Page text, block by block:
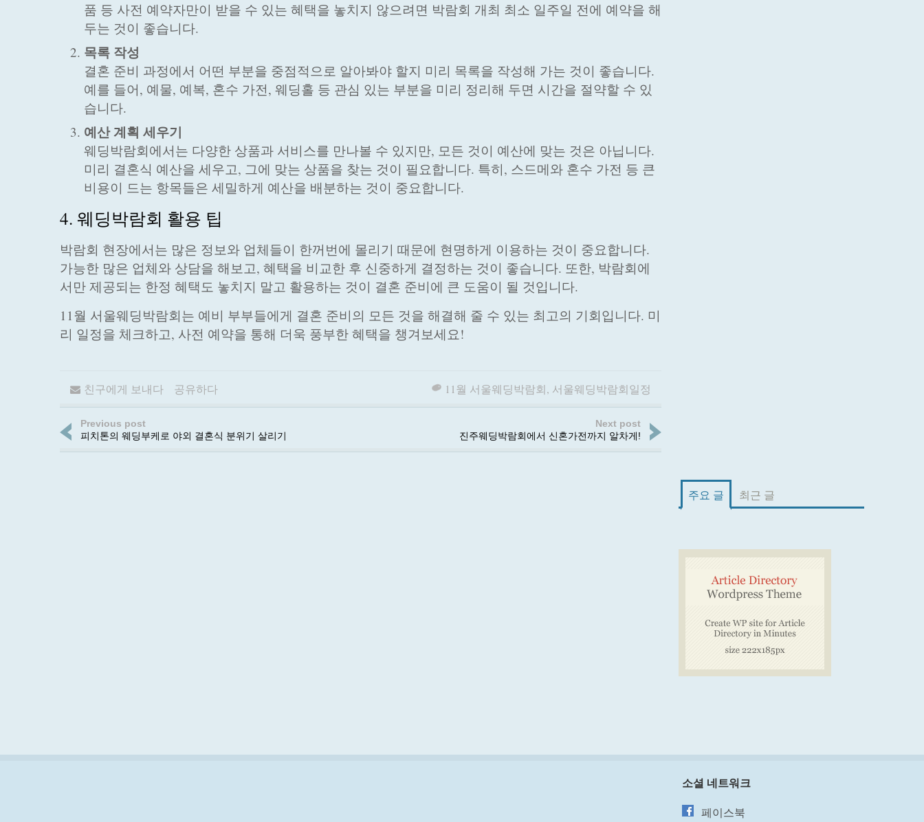
품 등 사전 예약자만이 받을 수 있는 혜택을 놓치지 않으려면 박람회 개최 최소 일주일 전에 예약을 해
두는 것이 좋습니다.
목록 작성
결혼 준비 과정에서 어떤 부분을 중점적으로 알아봐야 할지 미리 목록을 작성해 가는 것이 좋습니다.
예를 들어, 예물, 예복, 혼수 가전, 웨딩홀 등 관심 있는 부분을 미리 정리해 두면 시간을 절약할 수 있
습니다.
예산 계획 세우기
웨딩박람회에서는 다양한 상품과 서비스를 만나볼 수 있지만, 모든 것이 예산에 맞는 것은 아닙니다.
미리 결혼식 예산을 세우고, 그에 맞는 상품을 찾는 것이 필요합니다. 특히, 스드메와 혼수 가전 등 큰
비용이 드는 항목들은 세밀하게 예산을 배분하는 것이 중요합니다.
4. 웨딩박람회 활용 팁
박람회 현장에서는 많은 정보와 업체들이 한꺼번에 몰리기 때문에 현명하게 이용하는 것이 중요합니다.
가능한 많은 업체와 상담을 해보고, 혜택을 비교한 후 신중하게 결정하는 것이 좋습니다. 또한, 박람회에
서만 제공되는 한정 혜택도 놓치지 말고 활용하는 것이 결혼 준비에 큰 도움이 될 것입니다.
11월 서울웨딩박람회는 예비 부부들에게 결혼 준비의 모든 것을 해결해 줄 수 있는 최고의 기회입니다. 미
리 일정을 체크하고, 사전 예약을 통해 더욱 풍부한 혜택을 챙겨보세요!
친구에게 보내다 공유하다 11월 서울웨딩박람회, 서울웨딩박람회일정
Previous post
피치톤의 웨딩부케로 야외 결혼식 분위기 살리기
Next post
진주웨딩박람회에서 신혼가전까지 알차게!
주요 글 최근 글
소셜 네트워크
페이스북